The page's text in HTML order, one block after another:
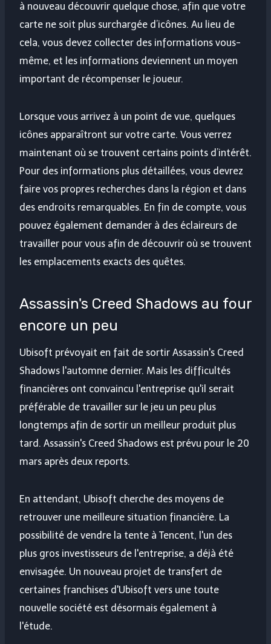
à nouveau découvrir quelque chose, afin que votre
carte ne soit plus surchargée d’icônes. Au lieu de
cela, vous devez collecter des informations vous-
même, et les informations deviennent un moyen
important de récompenser le joueur.
Lorsque vous arrivez à un point de vue, quelques
icônes apparaîtront sur votre carte. Vous verrez
maintenant où se trouvent certains points d’intérêt.
Pour des informations plus détaillées, vous devrez
faire vos propres recherches dans la région et dans
des endroits remarquables. En fin de compte, vous
pouvez également demander à des éclaireurs de
travailler pour vous afin de découvrir où se trouvent
les emplacements exacts des quêtes.
Assassin's Creed Shadows au four
encore un peu
Ubisoft prévoyait en fait de sortir Assassin's Creed
Shadows l'automne dernier. Mais les difficultés
financières ont convaincu l'entreprise qu'il serait
préférable de travailler sur le jeu un peu plus
longtemps afin de sortir un meilleur produit plus
tard. Assassin's Creed Shadows est prévu pour le 20
mars après deux reports.
En attendant, Ubisoft cherche des moyens de
retrouver une meilleure situation financière. La
possibilité de vendre la tente à Tencent, l'un des
plus gros investisseurs de l'entreprise, a déjà été
envisagée. Un nouveau projet de transfert de
certaines franchises d'Ubisoft vers une toute
nouvelle société est désormais également à
l'étude.